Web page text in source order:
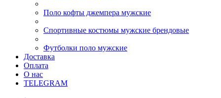
Поло кофты джемпера мужские
Спортивные костюмы мужские брендовые
Футболки поло мужские
Доставка
Оплата
О нас
TELEGRAM